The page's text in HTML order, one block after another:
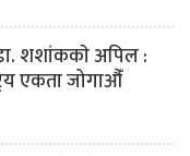
शशांककाे अपिल :
एकता जोगाऔँ